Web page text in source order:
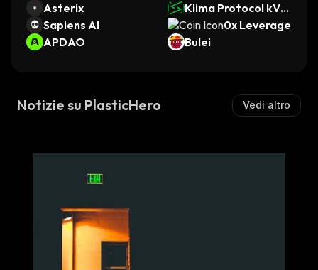
Asterix
Klima Protocol kVC
M
Sapiens AI
0x Leverage
APDAO
Bulei
Notizie su PlasticHero Vedi altro